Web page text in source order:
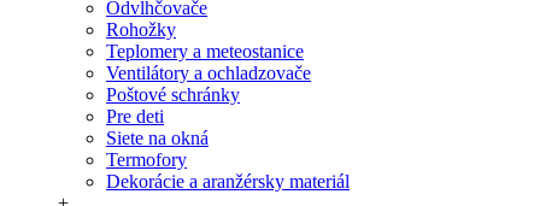
Odvlhčovače
Rohožky
Teplomery a meteostanice
Ventilátory a ochladzovače
Poštové schránky
Pre deti
Siete na okná
Termofory
Dekorácie a aranžérsky materiál